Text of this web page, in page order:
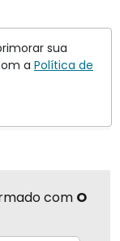
com O
sua
a Política de